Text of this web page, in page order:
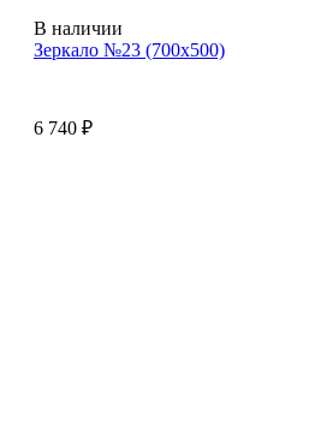
В наличии
Зеркало №23 (700х500)
6 740 ₽